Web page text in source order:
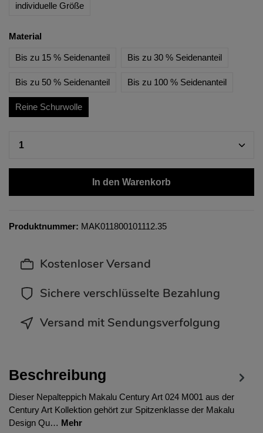
individuelle Größe
Material
Bis zu 15 % Seidenanteil Bis zu 30 % Seidenanteil
Bis zu 50 % Seidenanteil Bis zu 100 % Seidenanteil
Reine Schurwolle
In den Warenkorb
Produktnummer: MAK011800101112.35
Kostenloser Versand
Sichere verschlüsselte Bezahlung
Versand mit Sendungsverfolgung
Beschreibung
Dieser Nepalteppich Makalu Century Art 024 M001 aus der
Century Art Kollektion gehört zur Spitzenklasse der Makalu
Design Qu… Mehr